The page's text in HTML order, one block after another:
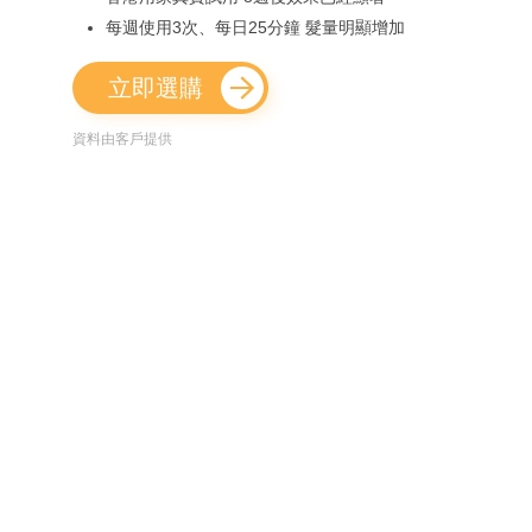
每週使用3次、每日25分鐘 髮量明顯增加
立即選購
資料由客戶提供